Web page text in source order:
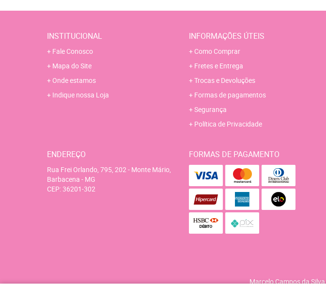
INSTITUCIONAL
Fale Conosco
Mapa do Site
Onde estamos
Indique nossa Loja
INFORMAÇÕES ÚTEIS
Como Comprar
Fretes e Entrega
Trocas e Devoluções
Formas de pagamentos
Segurança
Política de Privacidade
ENDEREÇO
Rua Frei Orlando, 795, 202- Monte Mário,
Barbacena - MG
CEP: 36201-302
FORMAS DE PAGAMENTO
Marcelo Campos da Silva